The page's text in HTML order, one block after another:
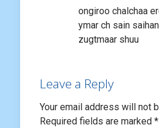
ongiroo chalchaa
ymar ch sain
zugtmaar shuu
Leave a Reply
Your email address will not
Required fields are marked *